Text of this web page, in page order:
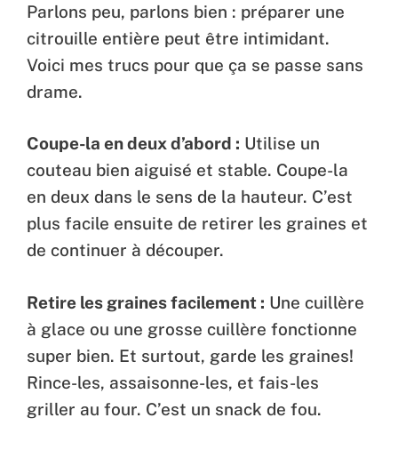
Parlons peu, parlons bien : préparer une
citrouille entière peut être intimidant.
Voici mes trucs pour que ça se passe sans
drame.
Coupe-la en deux d’abord : Utilise un
couteau bien aiguisé et stable. Coupe-la
en deux dans le sens de la hauteur. C’est
plus facile ensuite de retirer les graines et
de continuer à découper.
Retire les graines facilement : Une cuillère
à glace ou une grosse cuillère fonctionne
super bien. Et surtout, garde les graines!
Rince-les, assaisonne-les, et fais-les
griller au four. C’est un snack de fou.